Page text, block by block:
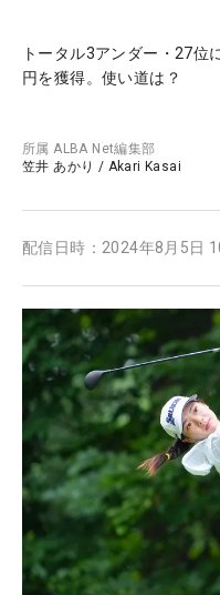
トータル3アンダー・27位
円を獲得。使い道は？
所属ALBA Net編集部
笠井 あかり / Akari Kasai
配信日時： 2024年8月5日